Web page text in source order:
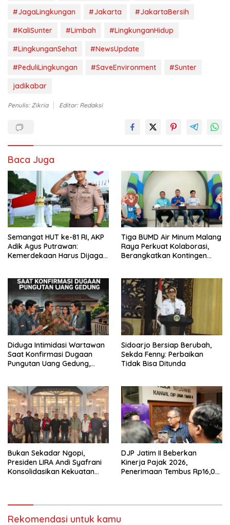
#JagaLingkungan
#Jakarta
#JakartaBersih
#KaliSunter
#Limbah
#LingkunganHidup
#LingkunganSehat
#NewsUpdate
#PeduliLingkungan
#SaveEnvironment
#Sunter
jadikabar
Penulis: Zikria Editor: Redaksi
Baca Juga
Semangat HUT ke-81 RI, AKP
Adik Agus Putrawan:
Kemerdekaan Harus Dijaga
Tiga BUMD Air Minum Malang
Raya Perkuat Kolaborasi,
Berangkatkan Kontingen
Diduga Intimidasi Wartawan
Saat Konfirmasi Dugaan
Pungutan Uang Gedung,
Buka suara
Sidoarjo Bersiap Berubah,
Sekda Fenny: Perbaikan
Tidak Bisa Ditunda
Bukan Sekadar Ngopi,
Presiden LIRA Andi Syafrani
Konsolidasikan Kekuatan
DJP Jatim II Beberkan
Kinerja Pajak 2026,
Penerimaan Tembus Rp16,08
Rekomendasi untuk kamu